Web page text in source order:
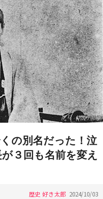
の別名だった！泣
３回も名前を変え
歴史 好き太郎 2024/10/03